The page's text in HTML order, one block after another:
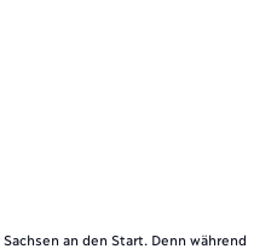
an den Start. Denn während